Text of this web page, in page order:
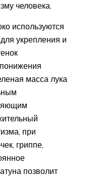
человека.
используются
укрепления и
масса лука
при
гриппе,
позволит